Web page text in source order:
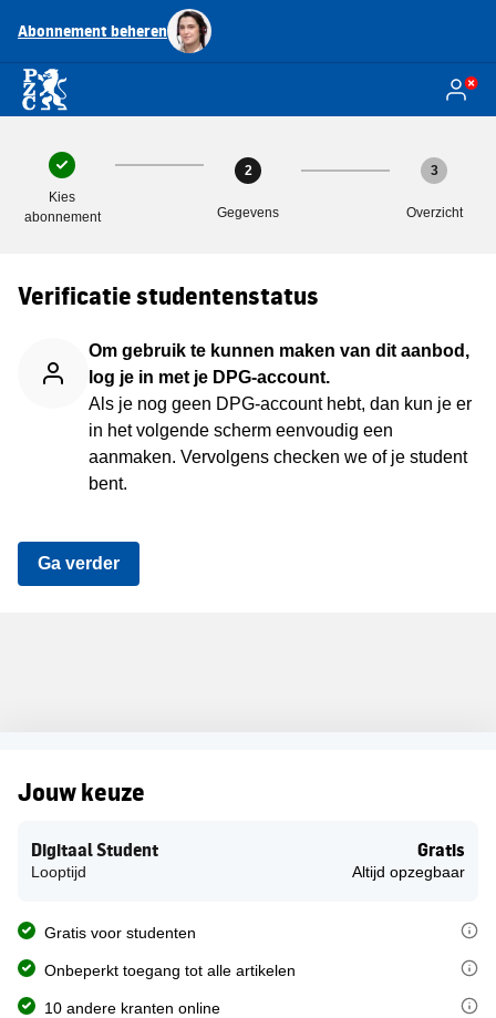
Abonnement beheren
Kies
abonnement
2
Gegevens
3
Overzicht
Verificatie studentenstatus
Om gebruik te kunnen maken van dit aanbod,
log je in met je DPG-account.
Als je nog geen DPG-account hebt, dan kun je er
in het volgende scherm eenvoudig een
aanmaken. Vervolgens checken we of je student
bent.
Ga verder
Digitaal Student
Jouw keuze
Digitaal Student Gratis
Looptijd Altijd opzegbaar
Gratis voor studenten
Het studentenabonnement op de PZC is gratis voor alle studenten
Je gratis abonnement wordt in geen enkel geval stilzwijgend
Onbeperkt toegang tot alle artikelen
Met je gratis studentenabonnement lees je onbeperkt alle
10 andere kranten online
Met het gratis studentenabonnement op de PZC heb je online